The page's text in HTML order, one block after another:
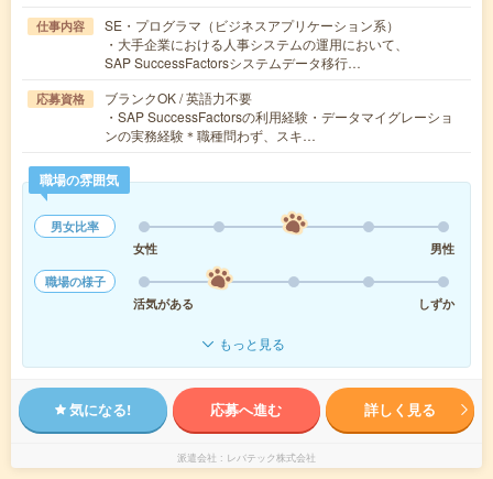
仕事内容
SE・プログラマ（ビジネスアプリケーション系）
・大手企業における人事システムの運用において、
SAP SuccessFactorsシステムデータ移行…
応募資格
ブランクOK / 英語力不要
・SAP SuccessFactorsの利用経験・データマイグレーショ
ンの実務経験＊職種問わず、スキ…
職場の雰囲気
男女比率
女性
男性
職場の様子
活気がある
しずか
もっと見る
気になる! 応募へ進む 詳しく見る
派遣会社 レバテック株式会社